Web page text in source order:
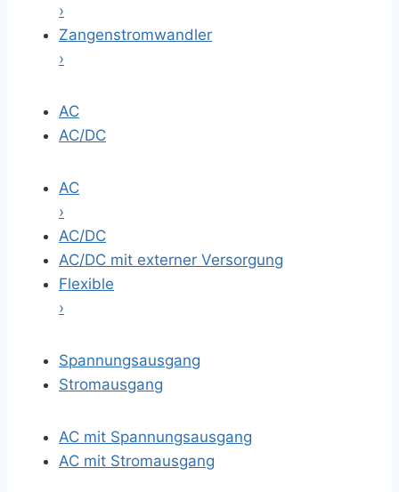
›
Zangenstromwandler
›
AC
AC/DC
AC
›
AC/DC
AC/DC mit externer Versorgung
Flexible
›
Spannungsausgang
Stromausgang
AC mit Spannungsausgang
AC mit Stromausgang